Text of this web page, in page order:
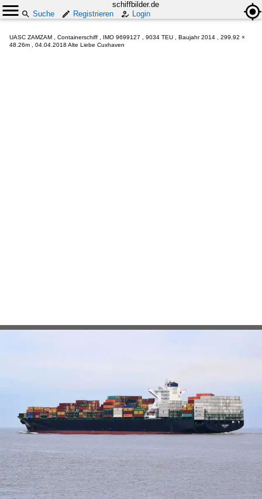
schiffbilder.de
Suche
Registrieren Login
UASC ZAMZAM , Containerschiff , IMO 9699127 , 9034 TEU , Baujahr 2014 , 299.92 ×
48.26m , 04.04.2018 Alte Liebe Cuxhaven